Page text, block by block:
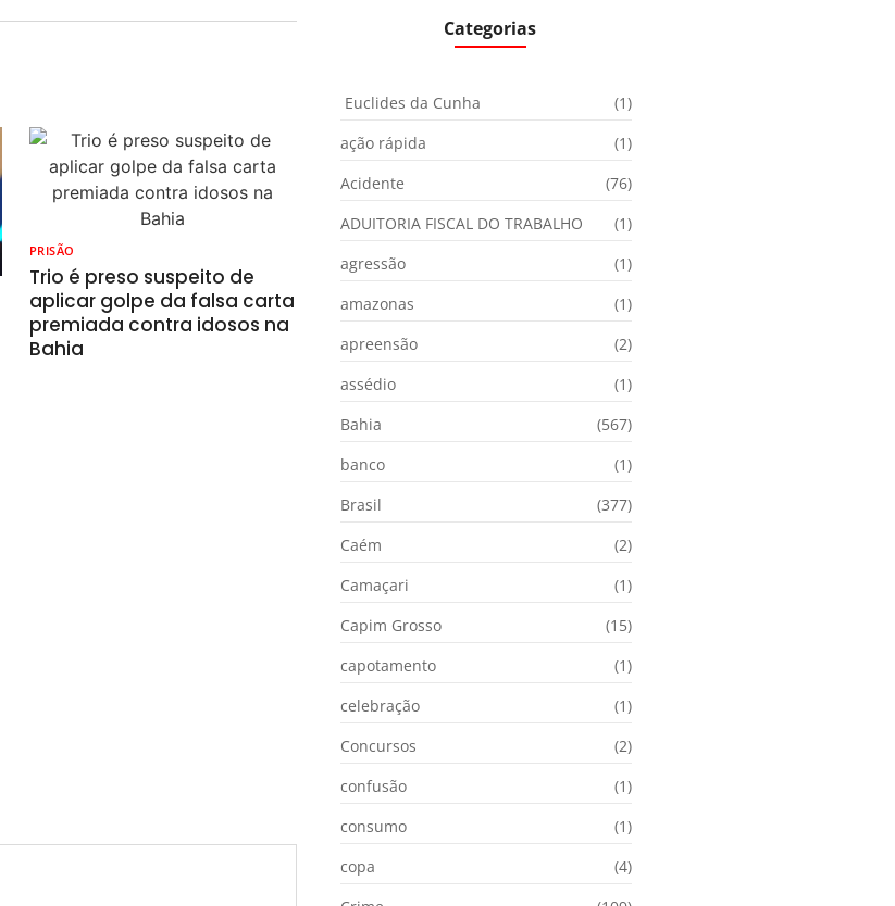
PRISÃO
Trio é preso suspeito de
aplicar golpe da falsa carta
premiada contra idosos na
Bahia
Categorias
Euclides da Cunha
(1)
ação rápida
(1)
Acidente
(76)
ADUITORIA FISCAL DO TRABALHO
(1)
agressão
(1)
amazonas
(1)
apreensão
(2)
assédio
(1)
Bahia
(567)
banco
(1)
Brasil
(377)
Caém
(2)
Camaçari
(1)
Capim Grosso
(15)
capotamento
(1)
celebração
(1)
Concursos
(2)
confusão
(1)
consumo
(1)
copa
(4)